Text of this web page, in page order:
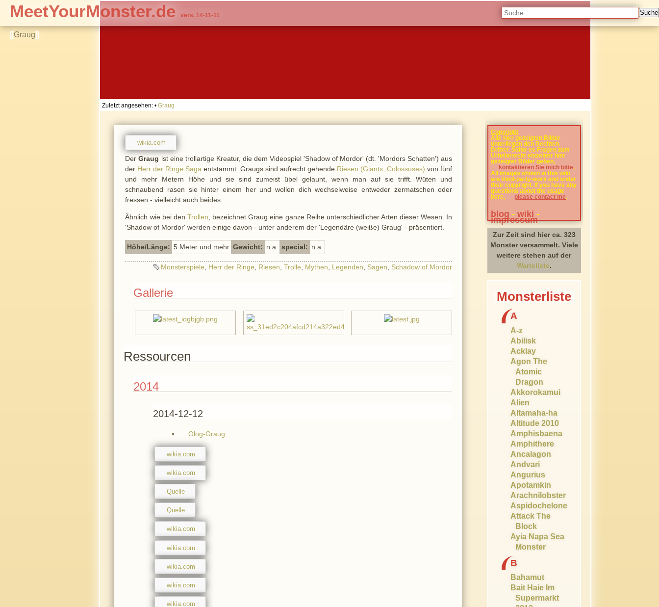
[[Graug]]
MeetYourMonster.de vers. 14-11-11
Zuletzt angesehen: • Graug
wikia.com
DerGraug ist eine trollartige Kreatur, die dem Videospiel 'Shadow of Mordor' (dt. 'Mordors Schatten') aus
der Herr der Ringe Saga entstammt. Graugs sind aufrecht gehende Riesen (Giants, Colossuses) von fünf
und mehr Metern Höhe und sie sind zumeist übel gelaunt, wenn man auf sie trifft. Wüten und
schnaubend rasen sie hinter einem her und wollen dich wechselweise entweder zermatschen oder
fressen - vielleicht auch beides.
Ähnlich wie bei den Trollen, bezeichnet Graug eine ganze Reihe unterschiedlicher Arten dieser Wesen. In
'Shadow of Mordor' werden einige davon - unter anderem der 'Legendäre (weiße) Graug' - präsentiert.
Höhe/Länge: 5 Meter und mehr Gewicht: n.a. special: n.a.
Monsterspiele, Herr der Ringe, Riesen,Trolle, Mythen, Legenden, Sagen, Schadow of Mordor
Gallerie
Ressourcen
2014
2014-12-12
Olog-Graug
wikia.com
wikia.com
Quelle
Quelle
wikia.com
wikia.com
wikia.com
wikia.com
wikia.com
Suche
Copyright
Alle hier gezeigten Bilder
unterliegen den Rechten
Dritter. Sollte es Fragen zum
Urheberecht einzelner hier
gezeigter Bilder geben,
kontaktieren Sie mich bitte.
All images shown in this wiki
are third-party-work and under
their copyright. If you have any
questions about the usage
here,
please contact me.
blog -wiki -
impressum
Zur Zeit sind hier ca. 323
Monster versammelt. Viele
weitere stehen auf der
Warteliste.
Monsterliste
A
A-z
Abilisk
Acklay
Agon The
Atomic
Dragon
Akkorokamui
Alien
Altamaha-ha
Altitude 2010
Amphisbaena
Amphithere
Ancalagon
Andvari
Angurius
Apotamkin
Arachnilobster
Aspidochelone
Attack The
Block
Ayia Napa Sea
Monster
B
Bahamut
Bait Haie Im
Supermarkt